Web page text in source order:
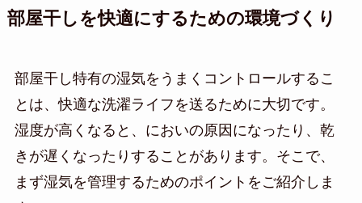
部屋干しを快適にするための環境づくり
部屋干し特有の湿気をうまくコントロールするこ
とは、快適な洗濯ライフを送るために大切です。
湿度が高くなると、においの原因になったり、乾
きが遅くなったりすることがあります。そこで、
まず湿気を管理するためのポイントをご紹介しま